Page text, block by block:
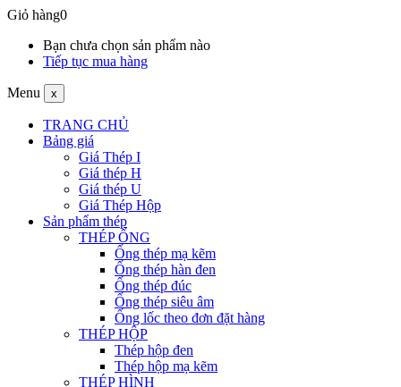
Giỏ hàng0
Bạn chưa chọn sản phẩm nào
Tiếp tục mua hàng
Menu x
TRANG CHỦ
Bảng giá
Giá Thép I
Giá thép H
Giá thép U
Giá Thép Hộp
Sản phẩm thép
THÉP ỐNG
Ống thép mạ kẽm
Ống thép hàn đen
Ống thép đúc
Ống thép siêu âm
Ống lốc theo đơn đặt hàng
THÉP HỘP
Thép hộp đen
Thép hộp mạ kẽm
THÉP HÌNH